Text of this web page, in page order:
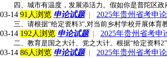
四、城市有温度，发展添活力。假如你是普陀区
03-14 91人浏览 申论试题| 2025年贵州省考申
三、请根据“给定资料3”,对当前乡村学校开展体
03-14 192人浏览 申论试题| 2025年贵州省考
二、教育是国之大计、党之大计。根据“给定资料
03-14 86人浏览 申论试题| 2025年贵州省考申